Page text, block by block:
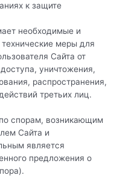
к защите
необходимые и
меры для
Сайта от
уничтожения,
распространения,
третьих лиц.
спорам, возникающим
Сайта и
является
предложения о